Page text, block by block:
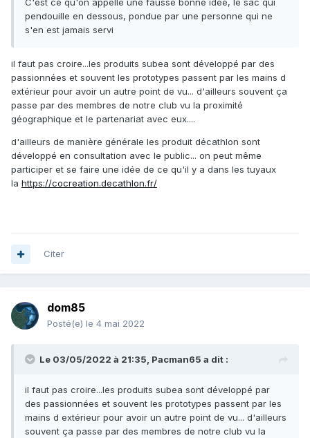
pendouille en dessous, pondue par une personne qui ne
s'en est jamais servi
il faut pas croire...les produits subea sont développé par des
passionnées et souvent les prototypes passent par les mains d
extérieur pour avoir un autre point de vu... d'ailleurs souvent ça
passe par des membres de notre club vu la proximité
géographique et le partenariat avec eux....
d'ailleurs de manière générale les produit décathlon sont
développé en consultation avec le public... on peut même
participer et se faire une idée de ce qu'il y a dans les tuyaux
la https://cocreation.decathlon.fr/
Citer
dom85
Posté(e) le 4 mai 2022
Le 03/05/2022 à 21:35, Pacman65 a dit :
il faut pas croire...les produits subea sont développé par
des passionnées et souvent les prototypes passent par les
mains d extérieur pour avoir un autre point de vu... d'ailleurs
souvent ça passe par des membres de notre club vu la